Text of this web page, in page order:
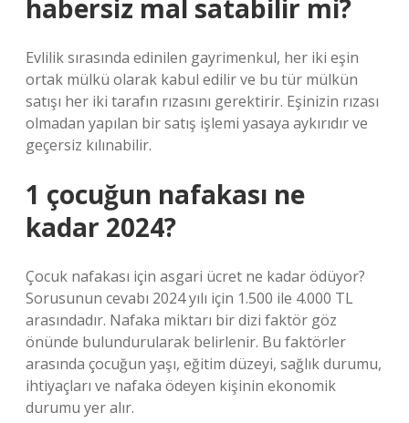
habersiz mal satabilir mi?
Evlilik sırasında edinilen gayrimenkul, her iki eşin
ortak mülkü olarak kabul edilir ve bu tür mülkün
satışı her iki tarafın rızasını gerektirir. Eşinizin rızası
olmadan yapılan bir satış işlemi yasaya aykırıdır ve
geçersiz kılınabilir.
1 çocuğun nafakası ne
kadar 2024?
Çocuk nafakası için asgari ücret ne kadar ödüyor?
Sorusunun cevabı 2024 yılı için 1.500 ile 4.000 TL
arasındadır. Nafaka miktarı bir dizi faktör göz
önünde bulundurularak belirlenir. Bu faktörler
arasında çocuğun yaşı, eğitim düzeyi, sağlık durumu,
ihtiyaçları ve nafaka ödeyen kişinin ekonomik
durumu yer alır.